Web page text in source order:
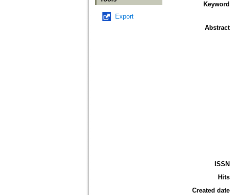
Export
Keyword
Abstract
ISSN
Hits
Created date